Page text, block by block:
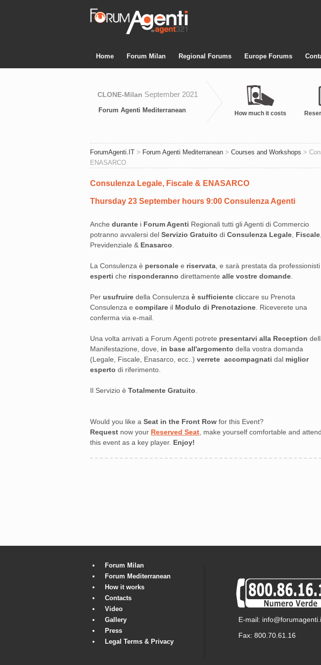
Home Forum Milan
Forum Agenti Mediterranean How much it costs
Regional Forums Europe Forums
CLONE-Milan September 2021
ForumAgenti.IT > Forum Agenti Mediterranean > Courses and Workshops >
ENASARCO
Consulenza Legale, Fiscale & ENASARCO
Thursday 23 September hours 9:00 Consulenza Agenti
Anche durante i Forum Agenti Regionali tutti gli Agenti di Commercio
potranno avvalersi del Servizio Gratuito di Consulenza Legale Fiscale
Previdenziale & Enasarco
La Consulenza è personale e riservata , e sarà prestata da professionisti
esperti che risponderanno direttamente alle vostre domande
Per usufruire della Consulenza è sufficiente cliccare su Prenota
Consulenza e compilare il Modulo di Prenotazione . Riceverete una
conferma via e-mail.
Una volta arrivati a Forum Agenti potrete presentarvi alla Reception
Manifestazione, dove, in base all'argomento della vostra domanda
(Legale, Fiscale, Enasarco, ecc..) verrete accompagnati dal miglior
esperto di riferimento.
Il Servizio è Totalmente Gratuito
Would you like a Seat in the Front Row for this Event?
Request now your Reserved Seat , make yourself comfortable and attend
this event as a key player. Enjoy!
Forum Milan
Forum Mediterranean
How it works
Contacts
Video
Gallery
Press
Legal Terms & Privacy
E-mail:
Fax: 800.70.61.16